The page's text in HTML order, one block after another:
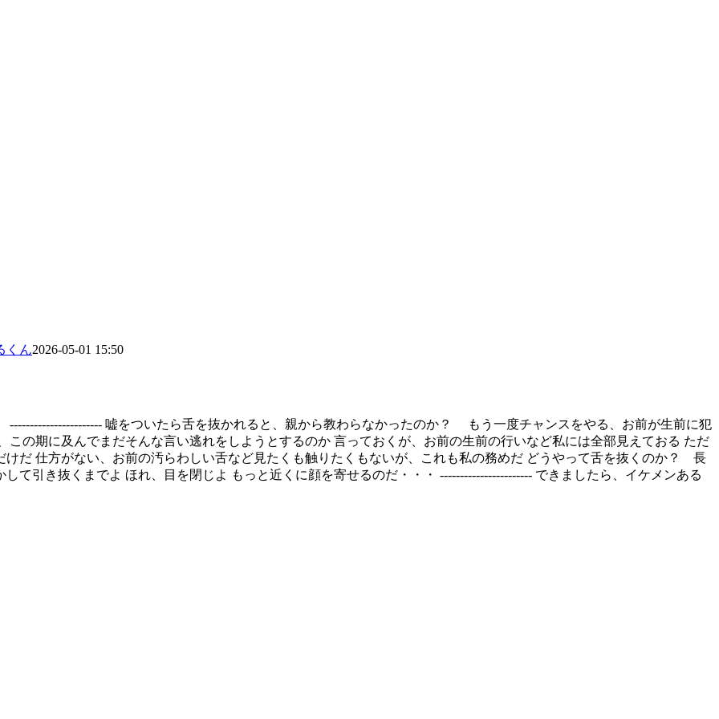
くん2026-05-01 15:50
----------------------- 嘘をついたら舌を抜かれると、親から教わらなかったのか？ もう一度チャンスをやる、お前が生前に犯
の期に及んでまだそんな言い逃れをしようとするのか 言っておくが、お前の生前の行いなど私には全部見えておる ただ
だ 仕方がない、お前の汚らわしい舌など見たくも触りたくもないが、これも私の務めだ どうやって舌を抜くのか？ 長
て引き抜くまでよ ほれ、目を閉じよ もっと近くに顔を寄せるのだ・・・ ----------------------- できましたら、イケメンある